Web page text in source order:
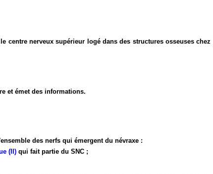
centre nerveux supérieur logé dans des structures osseuses
et émet des informations.
des nerfs qui émergent du névraxe :
(II) qui fait partie du SNC ;